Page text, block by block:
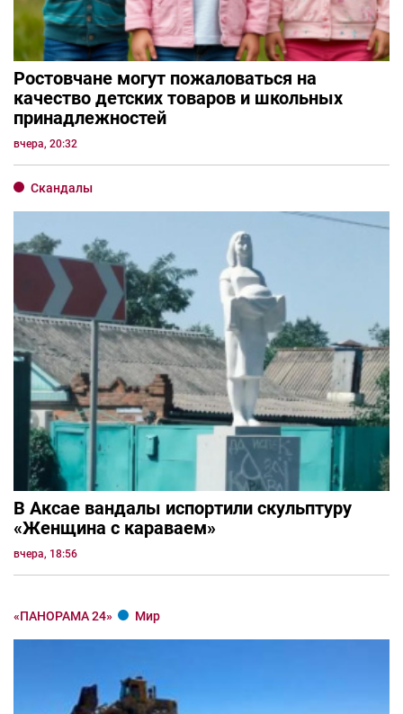
Ростовчане могут пожаловаться на
качество детских товаров и школьных
принадлежностей
вчера, 20:32
Скандалы
В Аксае вандалы испортили скульптуру
«Женщина с караваем»
вчера, 18:56
«ПАНОРАМА 24» Мир